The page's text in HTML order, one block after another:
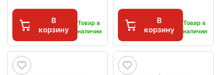
В
корзину
Товар в
наличии
В
корзину
Товар в
наличии